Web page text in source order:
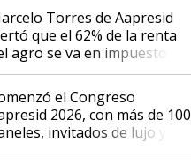
veo más motivados"
Torres de Aapresid
que el 62% de la renta
agro se va en impuestos:
es bueno que en
se sigan discutiendo
mismas cosas de hace 50
el Congreso
2026, con más de 100
invitados de lujo y
las tendencias